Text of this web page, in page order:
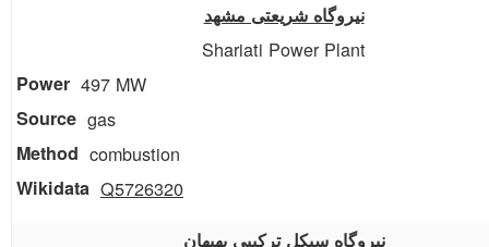
نیروگاه شریعتی مشهد
Shariati Power Plant
497 MW
gas
combustion
Q5726320
نیروگاه سیکل ترکیبی بهبهان